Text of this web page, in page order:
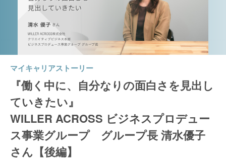
マイキャリアストーリー
『働く中に、自分なりの面白さを見出し
ていきたい』
WILLER ACROSS ビジネスプロデュー
ス事業グループ グループ長 清水優子
さん【後編】